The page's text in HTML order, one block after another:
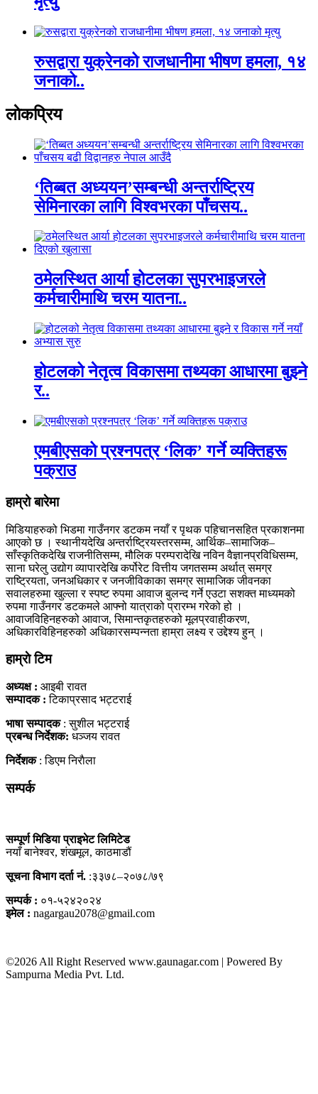
रुसद्वारा युक्रेनको राजधानीमा भीषण हमला, १४
जनाको..
लाेकप्रिय
‘तिब्बत अध्ययन’सम्बन्धी अन्तर्राष्ट्रिय
सेमिनारका लागि विश्वभरका पाँचसय..
ठमेलस्थित आर्या होटलका सुपरभाइजरले
कर्मचारीमाथि चरम यातना..
होटलको नेतृत्व विकासमा तथ्यका आधारमा बुझ्ने
र..
एमबीएसको प्रश्नपत्र ‘लिक’ गर्ने व्यक्तिहरू
पक्राउ
हाम्रो बारेमा
मिडियाहरुको भिडमा गाउँनगर डटकम नयाँ र पृथक पहिचानसहित प्रकाशनमा
आएको छ । स्थानीयदेखि अन्तर्राष्ट्रियस्तरसम्म, आर्थिक–सामाजिक–
साँस्कृतिकदेखि राजनीतिसम्म, मौलिक परम्परादेखि नविन वैज्ञानप्रविधिसम्म,
साना घरेलु उद्योग व्यापारदेखि कर्पोरेट वित्तीय जगतसम्म अर्थात् समग्र
राष्ट्रियता, जनअधिकार र जनजीविकाका समग्र सामाजिक जीवनका
सवालहरुमा खुल्ला र स्पष्ट रुपमा आवाज बुलन्द गर्ने एउटा सशक्त माध्यमको
रुपमा गाउँनगर डटकमले आफ्नो यात्राको प्रारम्भ गरेको हो ।
आवाजविहिनहरुको आवाज, सिमान्तकृतहरुको मूलप्रवाहीकरण,
अधिकारविहिनहरुको अधिकारसम्पन्नता हाम्रा लक्ष्य र उद्देश्य हुन् ।
हाम्राे टिम
अध्यक्ष : आइबी रावत
सम्पादक :टिकाप्रसाद भट्टराई
भाषा सम्पादक: सुशील भट्टराई
प्रबन्ध निर्देशक: धञ्जय रावत
निर्देशक: डिएम निराैला
सम्पर्क
सम्पूर्ण मिडिया प्राइभेट लिमिटेड
नयाँ बानेश्वर, शंखमूल, काठमाडौं
सूचना विभाग दर्ता नं. :३३७८–२०७८/७९
सम्पर्क : ०१-५२४२०२४
इमेल : nagargau2078@gmail.com
©2026 All Right Reserved www.gaunagar.com | Powered By
Sampurna Media Pvt. Ltd.